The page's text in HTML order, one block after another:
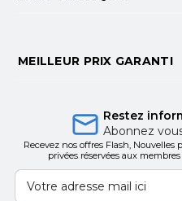
MEILLEUR PRIX GARANTI
Restez
Abonnez
Recevez nos offres Flash,
privées réservées aux